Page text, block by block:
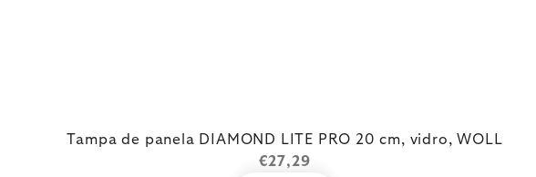
Tampa de panela DIAMOND LITE PRO 20 cm, vidro, WOLL
€27,29